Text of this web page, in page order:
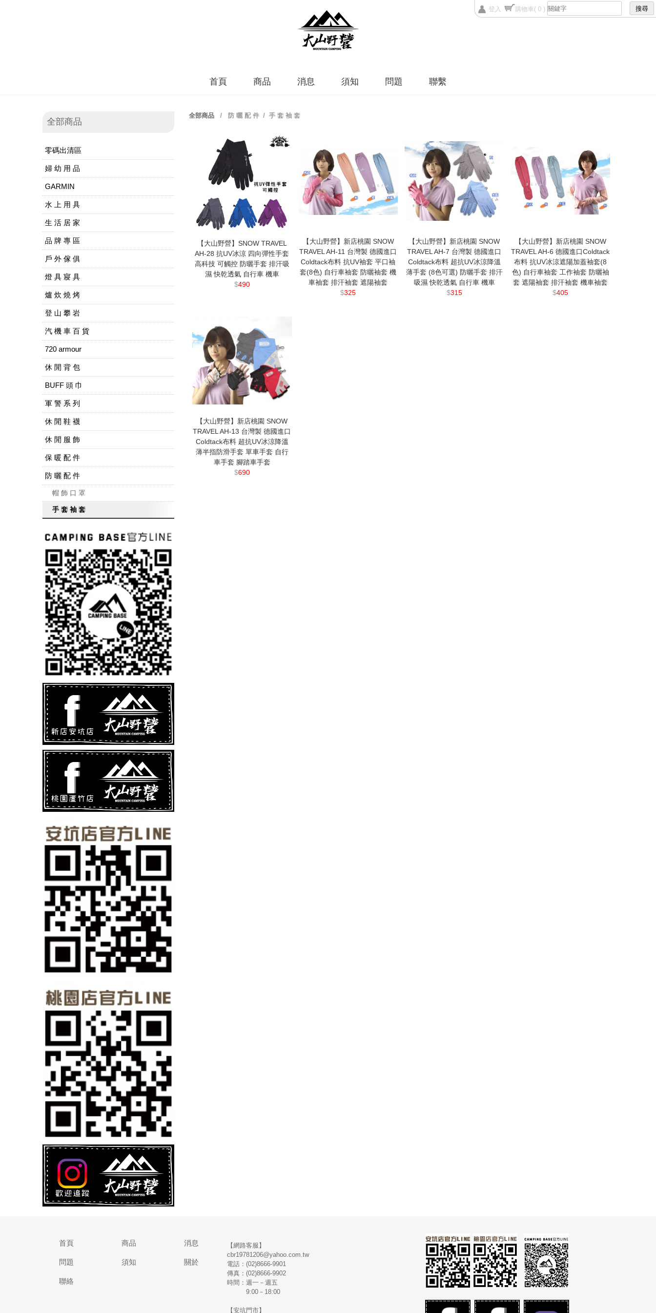
登入 購物車( 0 )
首頁 商品 消息 須知 問題 聯繫
全部商品
零碼出清區
婦 幼 用 品
GARMIN
水 上 用 具
生 活 居 家
品 牌 專 區
戶 外 傢 俱
燈 具 寢 具
爐 炊 燒 烤
登 山 攀 岩
汽 機 車 百 貨
720 armour
休 閒 背 包
BUFF 頭 巾
軍 警 系 列
休 閒 鞋 襪
休 閒 服 飾
保 暖 配 件
防 曬 配 件
帽 飾 口 罩
手 套 袖 套
全部商品 / 防 曬 配 件 / 手 套 袖 套
【大山野營】SNOW TRAVEL
AH-28 抗UV冰涼 四向彈性手套
高科技 可觸控 防曬手套 排汗吸
濕 快乾透氣 自行車 機車
$490
【大山野營】新店桃園 SNOW
TRAVEL AH-11 台灣製 德國進口
Coldtack布料 抗UV袖套 平口袖
套(8色) 自行車袖套 防曬袖套 機
車袖套 排汗袖套 遮陽袖套
$325
【大山野營】新店桃園 SNOW
TRAVEL AH-7 台灣製 德國進口
Coldtack布料 超抗UV冰涼降溫
薄手套 (8色可選) 防曬手套 排汗
吸濕 快乾透氣 自行車 機車
$315
【大山野營】新店桃園 SNOW
TRAVEL AH-6 德國進口Coldtack
布料 抗UV冰涼遮陽加蓋袖套(8
色) 自行車袖套 工作袖套 防曬袖
套 遮陽袖套 排汗袖套 機車袖套
$405
【大山野營】新店桃園 SNOW
TRAVEL AH-13 台灣製 德國進口
Coldtack布料 超抗UV冰涼降溫
薄半指防滑手套 單車手套 自行
車手套 腳踏車手套
$690
首頁 商品 消息
問題 須知 關於
聯絡
【網路客服】
cbr19781206@yahoo.com.tw
電話：(02)8666-9901
傳真：(02)8666-9902
時間：週一－週五
9:00－18:00
【安坑門市】